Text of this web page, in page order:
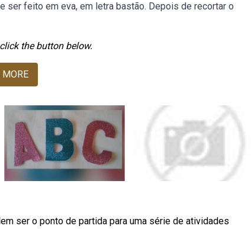
ser feito em eva, em letra bastão. Depois de recortar o
the button below.
MORE
ser o ponto de partida para uma série de atividades